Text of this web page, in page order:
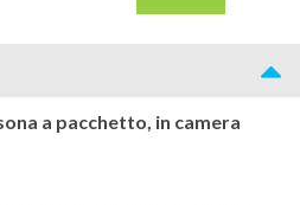
con pizza e un soft drink o
locali in bicchiere incluse dalle
a pacchetto, in camera